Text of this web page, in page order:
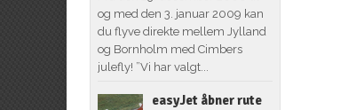
og med den 3. januar 2009 kan
du flyve direkte mellem Jylland
og Bornholm med Cimbers
julefly! ”Vi har valgt...
easyJet åbner rute